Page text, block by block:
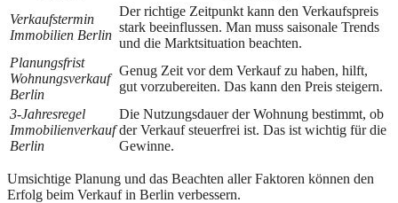
Verkaufstermin
Immobilien Berlin
Der richtige Zeitpunkt kann den Verkaufspreis
stark beeinflussen. Man muss saisonale Trends
und die Marktsituation beachten.
Planungsfrist
Wohnungsverkauf
Berlin
Genug Zeit vor dem Verkauf zu haben, hilft,
gut vorzubereiten. Das kann den Preis steigern.
3-Jahresregel
Immobilienverkauf
Berlin
Die Nutzungsdauer der Wohnung bestimmt, ob
der Verkauf steuerfrei ist. Das ist wichtig für die
Gewinne.
Umsichtige Planung und das Beachten aller Faktoren können den
Erfolg beim Verkauf in Berlin verbessern.